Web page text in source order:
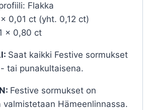
Flakka
0,01 ct (yht. 0,12 ct)
x 0,80 ct
Saat kaikki Festive sormukset
tai punakultaisena.
Festive sormukset on
valmistetaan Hämeenlinnassa.